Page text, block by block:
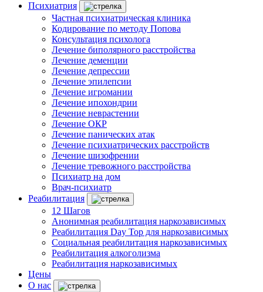
Психиатрия
Частная психиатрическая клиника
Кодирование по методу Попова
Консультация психолога
Лечение биполярного расстройства
Лечение деменции
Лечение депрессии
Лечение эпилепсии
Лечение игромании
Лечение ипохондрии
Лечение неврастении
Лечение ОКР
Лечение панических атак
Лечение психиатрических расстройств
Лечение шизофрении
Лечение тревожного расстройства
Психиатр на дом
Врач-психиатр
Реабилитация
12 Шагов
Анонимная реабилитация наркозависимых
Реабилитация Day Top для наркозависимых
Социальная реабилитация наркозависимых
Реабилитация алкоголизма
Реабилитация наркозависимых
Цены
О нас